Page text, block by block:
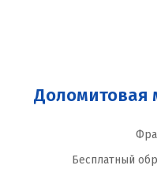
Доломитовая
Бесплатный